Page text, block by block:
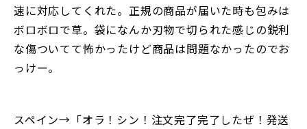
速に対応してくれた。正規の商品が届いた時も包みは
ボロボロで草。袋になんか刃物で切られた感じの鋭利
な傷ついてて怖かったけど商品は問題なかったのでお
っけー。
スペイン→「オラ！シン！注文完了完了したぜ！発送